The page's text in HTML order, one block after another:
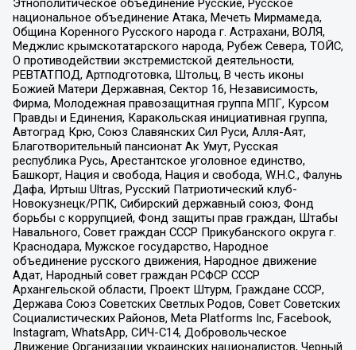
Этнополитическое объединение Русские, Русское
национальное объединение Атака, Мечеть Мирмамеда,
Община Коренного Русского народа г. Астрахани, ВОЛЯ,
Меджлис крымскотатарского народа, Рубеж Севера, ТОЙС,
О противодействии экстремистской деятельности,
РЕВТАТПОД, Артподготовка, Штольц, В честь иконы
Божией Матери Державная, Сектор 16, Независимость,
Фирма, Молодежная правозащитная группа МПГ, Курсом
Правды и Единения, Каракольская инициативная группа,
Автоград Крю, Союз Славянских Сил Руси, Алля-Аят,
Благотворительный пансионат Ак Умут, Русская
республика Русь, Арестантское уголовное единство,
Башкорт, Нация и свобода, Нация и свобода, W.H.С., Фалунь
Дафа, Иртыш Ultras, Русский Патриотический клуб-
Новокузнецк/РПК, Сибирский державный союз, Фонд
борьбы с коррупцией, Фонд защиты прав граждан, Штабы
Навального, Совет граждан СССР Прикубанского округа г.
Краснодара, Мужское государство, Народное
объединение русского движения, Народное движение
Адат, Народный совет граждан РСФСР СССР
Архангельской области, Проект Штурм, Граждане СССР,
Держава Союз Советских Светлых Родов, Совет Советских
Социалистических Районов, Meta Platforms Inc, Facebook,
Instagram, WhatsApp, СИЧ-С14, Добровольческое
Движение Организации украинских националистов, Черный